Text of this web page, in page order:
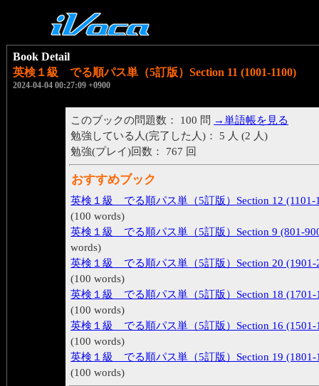
Book Detail
英検１級 でる順パス単（5訂版）Section 11 (1001-1100)
2024-04-04 00:27:09 +0900
このブックの問題数： 100 問 →単語帳を見る
勉強している人(完了した人)： 5 人 (2 人)
勉強(プレイ)回数： 767 回
おすすめブック
英検１級 でる順パス単（5訂版）Section 12 (1101-
(100 words)
英検１級 でる順パス単（5訂版）Section 9 (801-
words)
英検１級 でる順パス単（5訂版）Section 20 (1901-
(100 words)
英検１級 でる順パス単（5訂版）Section 18 (1701-
(100 words)
英検１級 でる順パス単（5訂版）Section 16 (1501-
(100 words)
英検１級 でる順パス単（5訂版）Section 19 (1801-
(100 words)